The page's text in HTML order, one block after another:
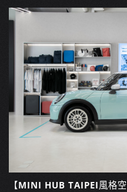
【MINI HUB TAIPEI風格